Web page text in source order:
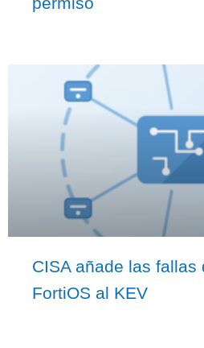
CISA añade las fallas
FortiOS al KEV